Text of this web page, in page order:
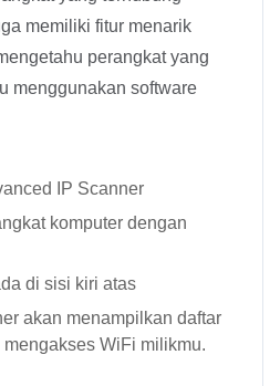
memiliki fitur menarik
perangkat yang
menggunakan software
IP Scanner
komputer dengan
di sisi kiri atas
akan menampilkan daftar
mengakses WiFi milikmu.